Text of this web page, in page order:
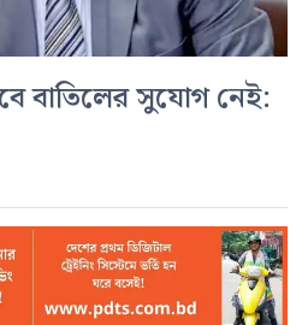
বাতিলের সুযোগ নেই: